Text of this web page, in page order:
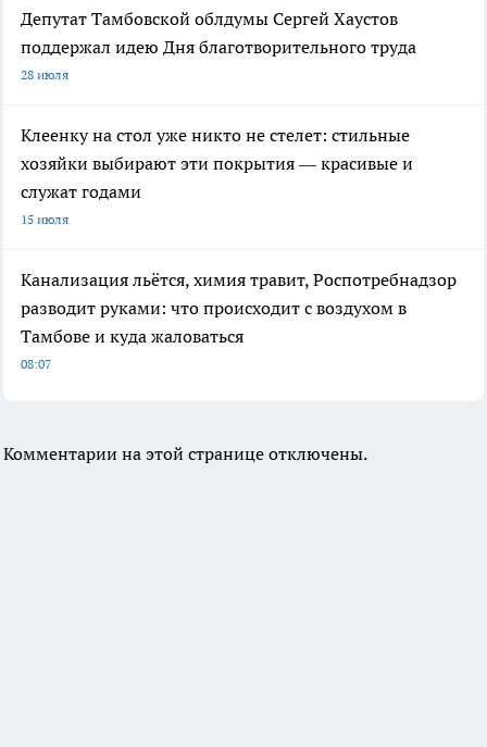
Депутат Тамбовской облдумы Сергей Хаустов
поддержал идею Дня благотворительного труда
28 июля
Клеенку на стол уже никто не стелет: стильные
хозяйки выбирают эти покрытия — красивые и
служат годами
15 июля
Канализация льётся, химия травит, Роспотребнадзор
разводит руками: что происходит с воздухом в
Тамбове и куда жаловаться
08:07
Комментарии на этой странице отключены.